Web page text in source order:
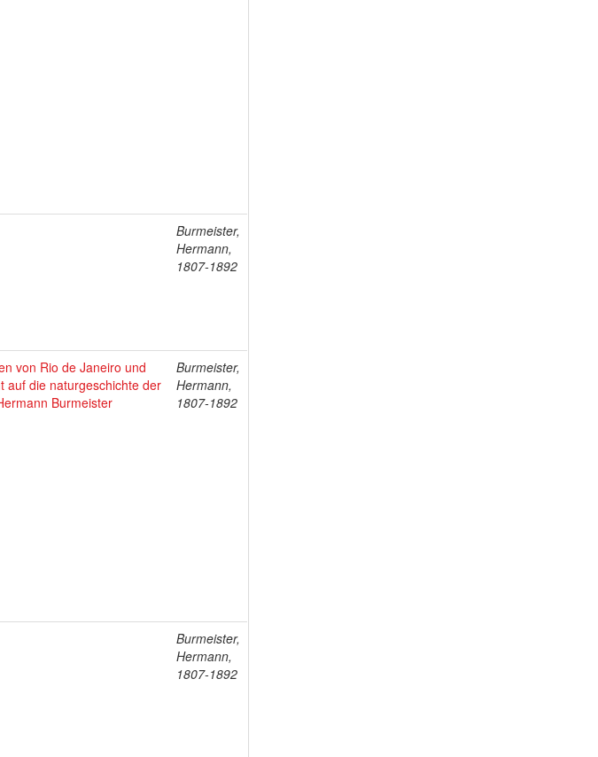
Burmeister,
Hermann,
1807-1892
von Rio de Janeiro und
auf die naturgeschichte der
Burmeister
Burmeister,
Hermann,
1807-1892
Burmeister,
Hermann,
1807-1892